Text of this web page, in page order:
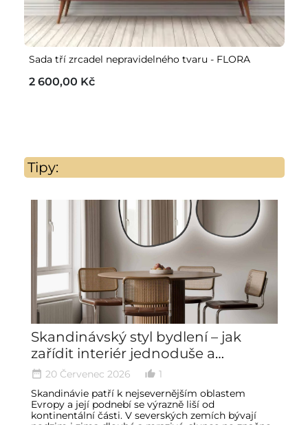
Sada tří zrcadel nepravidelného tvaru - FLORA
2 600,00 Kč
Tipy:
Skandinávský styl bydlení – jak
zařídit interiér jednoduše a
minimalisticky
date_range 20 Červenec 2026 thumb_up_alt 1
Skandinávie patří k nejsevernějším oblastem
Evropy a její podnebí se výrazně liší od
kontinentální části. V severských zemích bývají